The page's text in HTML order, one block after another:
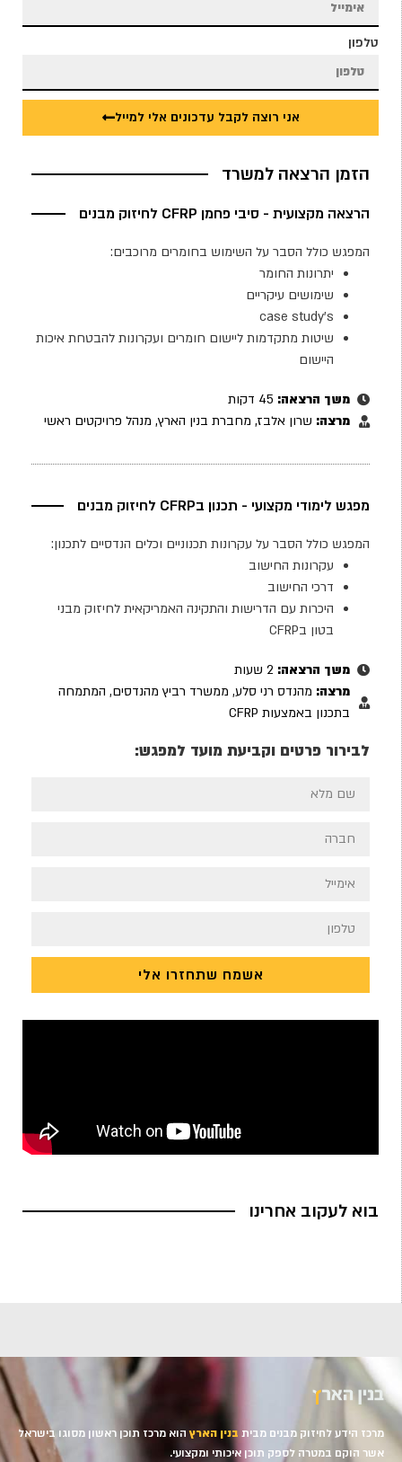
טלפון
אני רוצה לקבל עדכונים אלי למייל
הזמן הרצאה למשרד
הרצאה מקצועית - סיבי פחמן CFRP לחיזוק מבנים
המפגש כולל הסבר על השימוש בחומרים מרוכבים:
יתרונות החומר
שימושים עיקריים
case study's
שיטות מתקדמות ליישום חומרים ועקרונות להבטחת איכות
היישום
משך הרצאה:
מרצה: שרון אלבז, מחברת בנין הארץ, מנהל פרויקטים ראשי
מפגש לימודי מקצועי - תכנון בCFRP לחיזוק מבנים
המפגש כולל הסבר על עקרונות תכנוניים וכלים הנדסיים לתכנון:
עקרונות החישוב
דרכי החישוב
היכרות עם הדרישות והתקינה האמריקאית לחיזוק מבני
בטון בCFRP
משך הרצאה:
מרצה: מהנדס רני סלע, ממשרד רביץ מהנדסים, המתמחה
בתכנון באמצעות CFRP
לבירור פרטים וקביעת מועד למפגש:
אשמח שתחזרו אלי
בוא לעקוב אחרינו
מרכז הידע לחיזוק מבנים מבית בנין הארץהוא מרכז תוכן ראשון מסוגו בישראל
אשר הוקם במטרה לספק תוכן איכותי ומקצועי.